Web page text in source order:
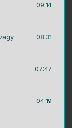
09:14
08:31
07:47
04:19